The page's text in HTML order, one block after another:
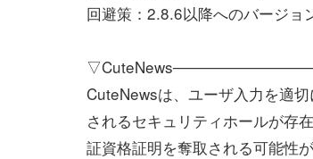
回避策：2.8.6以降へのバージョ
CuteNewsは、ユーザ入力を適
されるセキュリティホールが存
証資格証明を奪取される可能性